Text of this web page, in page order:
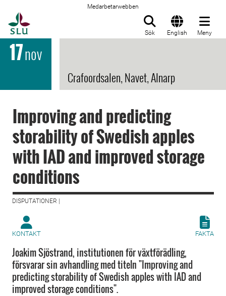
Medarbetarwebben
Sök English Meny
17nov
Crafoordsalen, Navet, Alnarp
Improving and predicting
storability of Swedish apples
with IAD and improved storage
conditions
DISPUTATIONER |
KONTAKT FAKTA
Joakim Sjöstrand, institutionen för växtförädling,
försvarar sin avhandling med titeln "Improving and
predicting storability of Swedish apples with IAD and
improved storage conditions".